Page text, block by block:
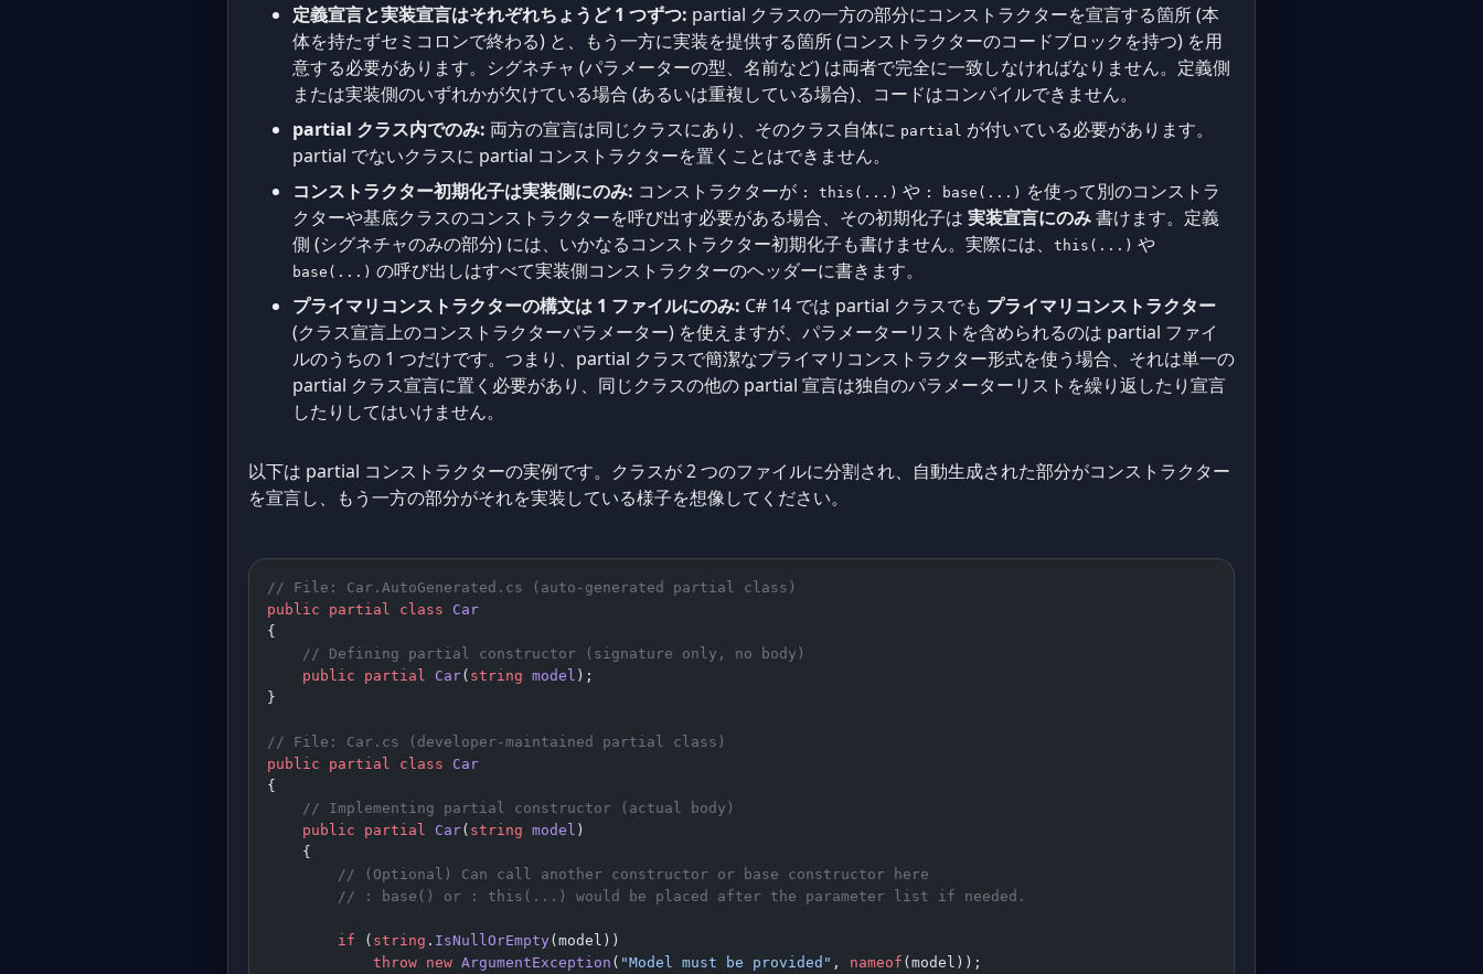
定義宣言と実装宣言はそれぞれちょうど 1 つずつ: partial クラスの一方の部分にコンストラクターを宣言する箇所 (本
体を持たずセミコロンで終わる) と、もう一方に実装を提供する箇所 (コンストラクターのコードブロックを持つ) を用
意する必要があります。シグネチャ (パラメーターの型、名前など) は両者で完全に一致しなければなりません。定義側
または実装側のいずれかが欠けている場合 (あるいは重複している場合)、コードはコンパイルできません。
partial クラス内でのみ: 両方の宣言は同じクラスにあり、そのクラス自体に partial が付いている必要があります。
partial でないクラスに partial コンストラクターを置くことはできません。
コンストラクター初期化子は実装側にのみ: コンストラクターが : this(...) や : base(...) を使って別のコンストラ
クターや基底クラスのコンストラクターを呼び出す必要がある場合、その初期化子は 実装宣言にのみ書けます。定義
側 (シグネチャのみの部分) には、いかなるコンストラクター初期化子も書けません。実際には、
this(...) や
base(...) の呼び出しはすべて実装側コンストラクターのヘッダーに書きます。
プライマリコンストラクターの構文は 1 ファイルにのみ: C# 14 では partial クラスでも プライマリコンストラクター
(クラス宣言上のコンストラクターパラメーター) を使えますが、パラメーターリストを含められるのは partial ファイ
ルのうちの 1 つだけです。つまり、partial クラスで簡潔なプライマリコンストラクター形式を使う場合、それは単一の
partial クラス宣言に置く必要があり、同じクラスの他の partial 宣言は独自のパラメーターリストを繰り返したり宣言
したりしてはいけません。
以下は partial コンストラクターの実例です。クラスが 2 つのファイルに分割され、自動生成された部分がコンストラクター
を宣言し、もう一方の部分がそれを実装している様子を想像してください。
// File: Car.AutoGenerated.cs (auto-generated partial class)
public partial class Car
{
    // Defining partial constructor (signature only, no body)
    public
partial Car( string model );
}
// File: Car.cs (developer-maintained partial class)
public partial class Car
{
    // Implementing partial constructor (actual body)
    public
partial Car( string model )
    {
        // (Optional) Can call another constructor or base constructor here
        // : base() or : this(...) would be placed after the parameter list if needed.
        if
( string . IsNullOrEmpty(model))
            throw
new ArgumentException ( "Model must be provided" , nameof (model));